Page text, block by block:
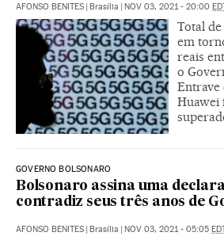
AFONSO BENITES | Brasília | NOV 03, 2021 - 20:00
Total
em
reais
o
Entrave
Huawei
GOVERNO BOLSONARO
Bolsonaro assina uma
contradiz seus três anos de
AFONSO BENITES | Brasília | NOV 03, 2021 - 05:05